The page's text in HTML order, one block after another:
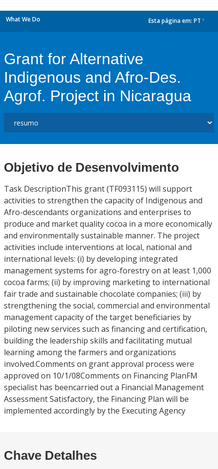
What We Do Esta página em: PT
Grant for Alternative
Indigenous and Afro-Des.
Agrof. Project in Nicaragua
Objetivo de Desenvolvimento
Task DescriptionThis grant (TF093115) will support
activities to strengthen the capacity of Indigenous and
Afro-descendants organizations and enterprises to
produce and market quality cocoa in a more economically
and environmentally sustainable manner. The project
activities include interventions at local, national and
international levels: (i) by developing integrated
management systems for agro-forestry on at least 1,000
cocoa farms; (ii) by improving marketing to international
fair trade and sustainable chocolate companies; (iii) by
strengthening the social, commercial and environmental
management capacity of the target beneficiaries by
piloting new services such as financing and certification,
building the leadership skills and facilitating mutual
learning among the farmers and organizations
involved.Comments on grant approval process were
approved on 10/1/08Comments on Financing PlanFM
specialist has beencarried out a Financial Management
Assessment Satisfactory, the Financing Plan will be
implemented accordingly by the Executing Agency
Chave Detalhes